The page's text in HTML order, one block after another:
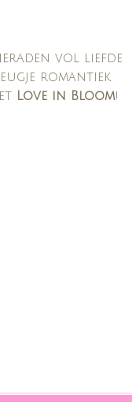
vol liefde
romantiek
Love in Bloom!